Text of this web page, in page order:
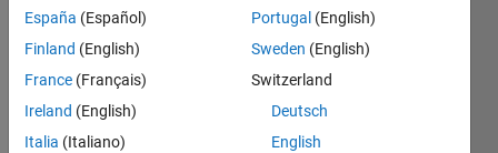
alpha
form.
For
España (Español)
Finland (English)
France (Français)
Ireland (English)
Italia (Italiano)
Portugal (English)
Sweden (English)
Switzerland
Deutsch
English